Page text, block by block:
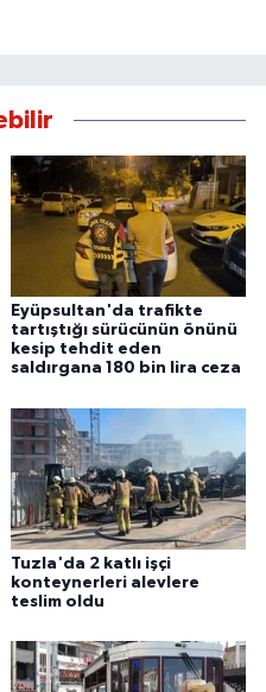
Eyüpsultan'da trafikte
tartıştığı sürücünün önünü
kesip tehdit eden
saldırgana 180 bin lira ceza
Tuzla'da 2 katlı işçi
konteynerleri alevlere
teslim oldu